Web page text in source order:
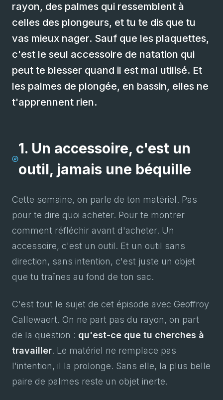
rayon, des palmes qui ressemblent à
celles des plongeurs, et tu te dis que tu
vas mieux nager. Sauf que les plaquettes,
c'est le seul accessoire de natation qui
peut te blesser quand il est mal utilisé. Et
les palmes de plongée, en bassin, elles ne
t'apprennent rien.
1. Un accessoire, c'est un
outil, jamais une béquille
Cette semaine, on parle de ton matériel. Pas
pour te dire quoi acheter. Pour te montrer
comment réfléchir avant d'acheter. Un
accessoire, c'est un outil. Et un outil sans
direction, sans intention, c'est juste un objet
que tu traînes au fond de ton sac.
C'est tout le sujet de cet épisode avec Geoffroy
Callewaert. On ne part pas du rayon, on part
de la question : qu'est-ce que tu cherches à
travailler. Le matériel ne remplace pas
l'intention, il la prolonge. Sans elle, la plus belle
paire de palmes reste un objet inerte.